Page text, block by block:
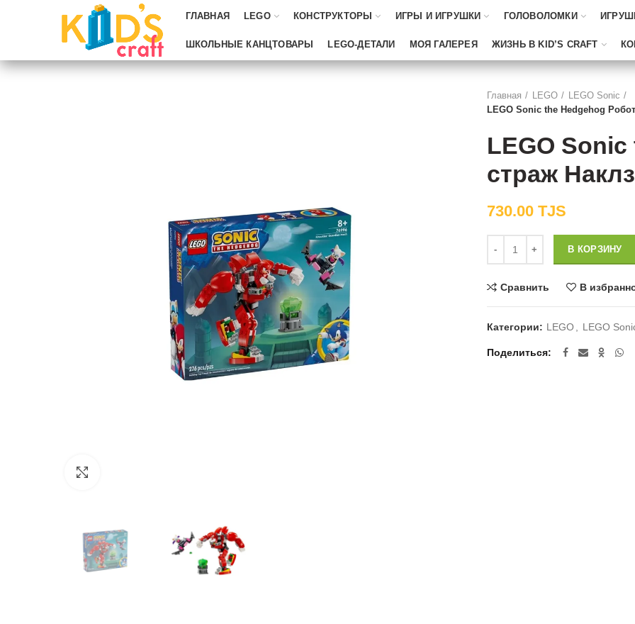
ГЛАВНАЯ LEGO КОНСТРУКТОРЫ ИГРЫ И ИГРУШКИ ГОЛОВОЛОМКИ
ШКОЛЬНЫЕ КАНЦТОВАРЫ LEGO-ДЕТАЛИ МОЯ ГАЛЕРЕЯ ЖИЗНЬ В KID’S CRAFT
Главная LEGO
LEGO Sonic
LEGO Sonic the Hedgehog
LEGO
страж
730.00 TJS
В КОРЗИНУ
Сравнить В
Категории: LEGO LEGO
Поделиться